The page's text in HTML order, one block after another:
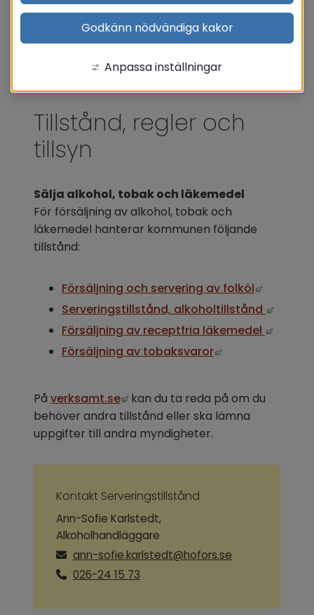
Tillstånd, regler och
tillsyn
Sälja alkohol, tobak och läkemedel
För försäljning av alkohol, tobak och
läkemedel hanterar kommunen följande
tillstånd:
Försäljning och servering av folköl Länk till
Serveringstillstånd, alkoholtillstånd
Länk
Försäljning av receptfria läkemedel
Länk
Försäljning av tobaksvaror Länk till annan
På verksamt.se Länk till annan webbplats,
kan du ta reda på om du
behöver andra tillstånd eller ska lämna
uppgifter till andra myndigheter.
Kontakt Serveringstillstånd
Ann-Sofie Karlstedt,
Alkoholhandläggare
ann-sofie.karlstedt@hofors.se
026-24 15 73
Godkänn nödvändiga kakor
Anpassa inställningar